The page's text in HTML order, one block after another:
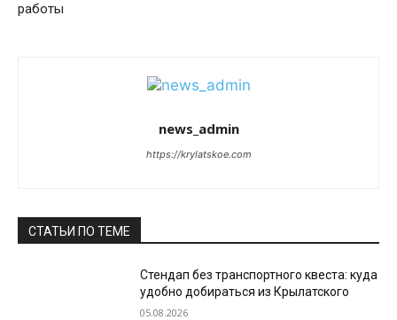
работы
news_admin
https://krylatskoe.com
СТАТЬИ ПО ТЕМЕ
Стендап без транспортного квеста: куда
удобно добираться из Крылатского
05.08.2026